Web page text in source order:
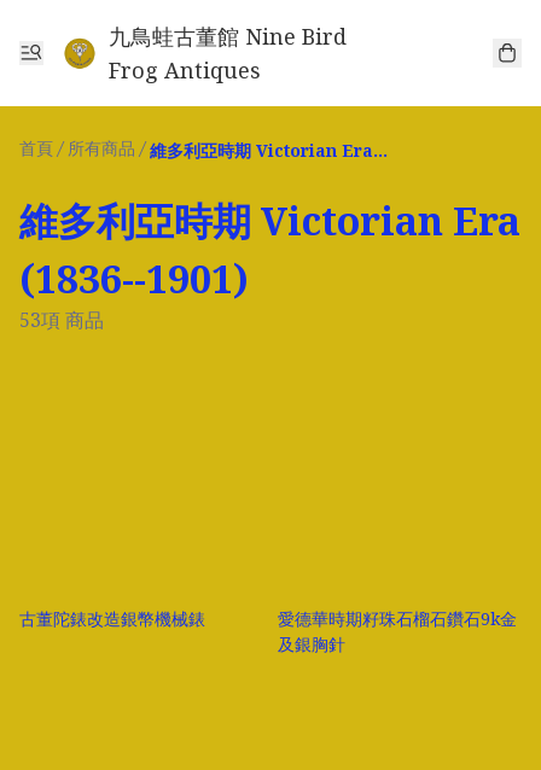
九鳥蛙古董館 Nine Bird
Frog Antiques
首頁 / 所有商品 / 維多利亞時期 Victorian Era (1836--1901)
維多利亞時期 Victorian Era
(1836--1901)
53項 商品
古董陀錶改造銀幣機械錶
愛德華時期籽珠石榴石鑽石9k金
及銀胸針